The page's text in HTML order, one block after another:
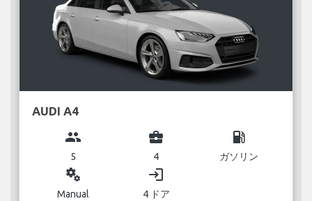
AUDI A4
group
5
business_center
4
local_gas_station
ガソリン
miscellaneous_services
Manual
login
4 ドア